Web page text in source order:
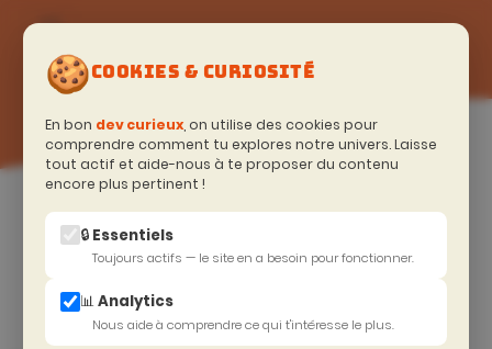
🍪COOKIES & CURIOSITÉ
En bon dev curieux, on utilise des cookies pour
comprendre comment tu explores notre univers. Laisse
tout actif et aide-nous à te proposer du contenu
encore plus pertinent !
🔒 Essentiels
Toujours actifs — le site en a besoin pour fonctionner.
📊 Analytics
Nous aide à comprendre ce qui t'intéresse le plus.
Accueil > Soyeux curieux (Blog)